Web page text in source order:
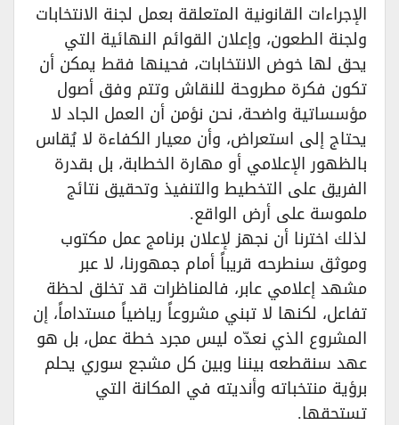
الإجراءات القانونية المتعلقة بعمل لجنة الانتخابات
ولجنة الطعون، وإعلان القوائم النهائية التي
يحق لها خوض الانتخابات، فحينها فقط يمكن أن
تكون فكرة مطروحة للنقاش وتتم وفق أصول
مؤسساتية واضحة، نحن نؤمن أن العمل الجاد لا
يحتاج إلى استعراض، وأن معيار الكفاءة لا يُقاس
بالظهور الإعلامي أو مهارة الخطابة، بل بقدرة
الفريق على التخطيط والتنفيذ وتحقيق نتائج
ملموسة على أرض الواقع.
لذلك اخترنا أن نجهز لإعلان برنامج عمل مكتوب
وموثق سنطرحه قريباً أمام جمهورنا، لا عبر
مشهد إعلامي عابر، فالمناظرات قد تخلق لحظة
تفاعل، لكنها لا تبني مشروعاً رياضياً مستداماً، إن
المشروع الذي نعدّه ليس مجرد خطة عمل، بل هو
عهد سنقطعه بيننا وبين كل مشجع سوري يحلم
برؤية منتخباته وأنديته في المكانة التي
تستحقها.